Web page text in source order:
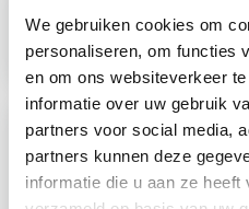
We gebruiken cookies om
personaliseren, om functies
en om ons websiteverkeer
informatie over uw gebruik
partners voor social media,
partners kunnen deze
informatie die u aan ze
Volgende:
Een
Over de module
Wat zijn actieplannen?
Waarom actieplannen